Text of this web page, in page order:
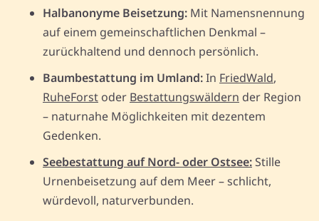
Halbanonyme Beisetzung: Mit Namensnennung
auf einem gemeinschaftlichen Denkmal –
zurückhaltend und dennoch persönlich.
Baumbestattung im Umland:In FriedWald,
RuheForst oder Bestattungswäldern der Region
– naturnahe Möglichkeiten mit dezentem
Gedenken.
Seebestattung auf Nord- oder Ostsee:Stille
Urnenbeisetzung auf dem Meer – schlicht,
würdevoll, naturverbunden.